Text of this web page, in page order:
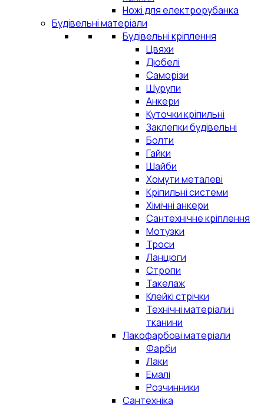
Ножі для електрорубанка
Будівельні матеріали
Будівельні кріплення
Цвяхи
Дюбелі
Саморізи
Шурупи
Анкери
Куточки кріпильні
Заклепки будівельні
Болти
Гайки
Шайби
Хомути металеві
Кріпильні системи
Хімічні анкери
Сантехнічне кріплення
Мотузки
Троси
Ланцюги
Стропи
Такелаж
Клейкі стрічки
Технічні матеріали і
тканини
Лакофарбові матеріали
Фарби
Лаки
Емалі
Розчинники
Сантехніка